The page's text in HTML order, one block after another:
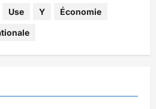
Use Y Économie